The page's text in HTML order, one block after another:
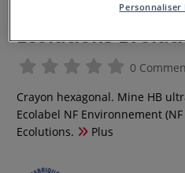
Etui de crayons
Ecolutions
0
Crayon hexagonal. Mine HB
Ecolabel NF Environnement
Ecolutions.
Plus
Personnaliser